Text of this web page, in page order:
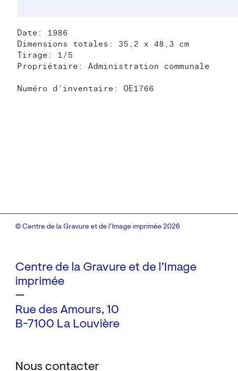
Date: 1986
Dimensions totales: 35,2 x 48,3 cm
Tirage: 1/5
Propriétaire: Administration communale
Numéro d'inventaire: OE1766
Centre de la Gravure et de l’Image
imprimée
—
Rue des Amours, 10
B-7100 La Louvière
Nous contacter
© Centre de la Gravure et de l’Image imprimée 2026